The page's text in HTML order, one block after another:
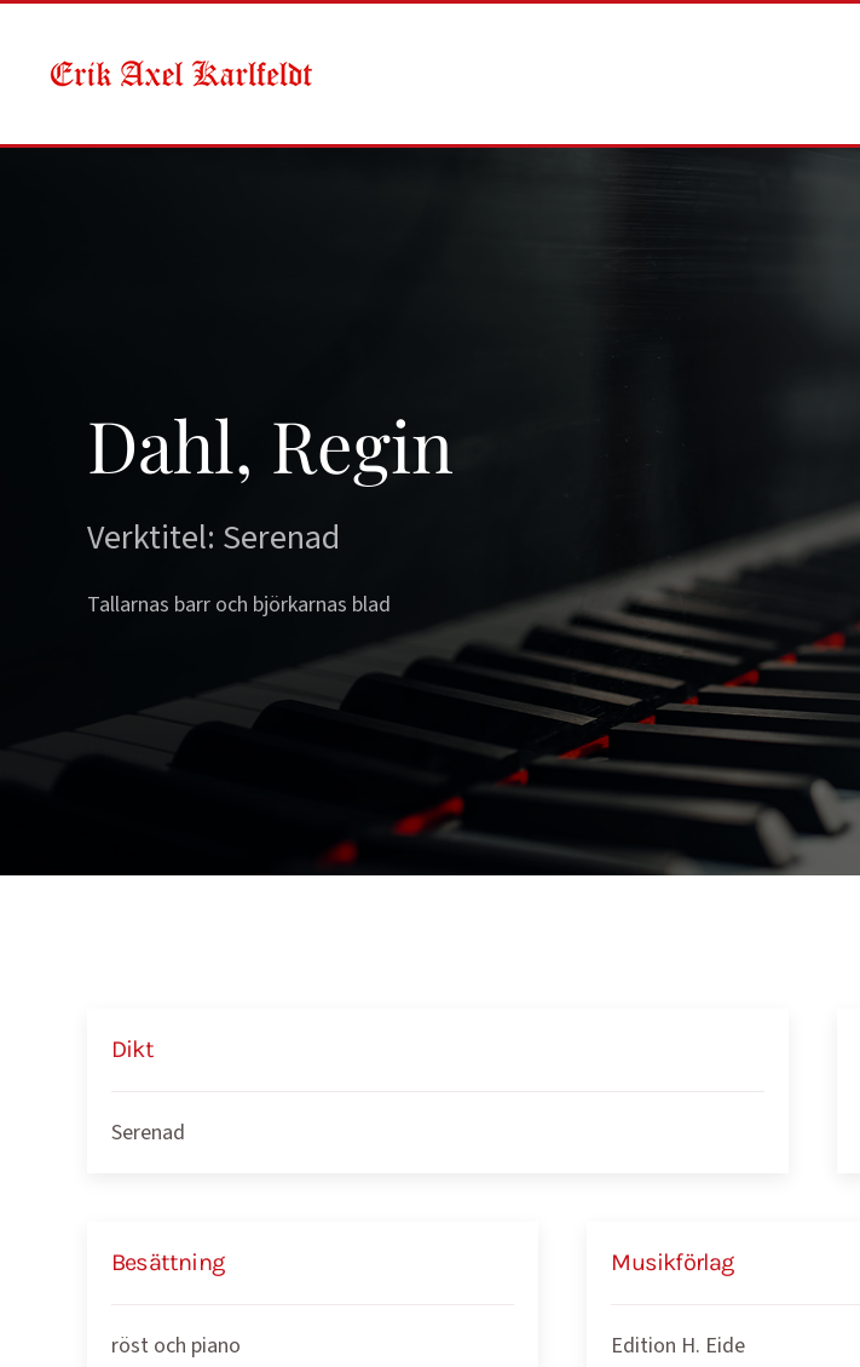
Skip to main content
Dahl, Regin
Verktitel: Serenad
Tallarnas barr och björkarnas blad
Dikt
Serenad
Besättning
röst och piano
Musikförlag
Edition H. Eide